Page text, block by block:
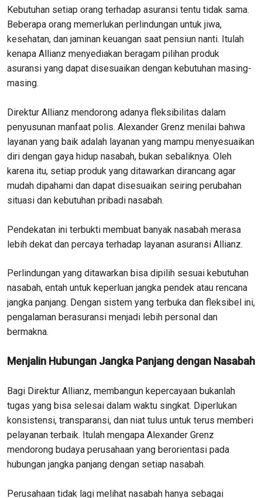
Kebutuhan setiap orang terhadap asuransi tentu tidak sama.
Beberapa orang memerlukan perlindungan untuk jiwa,
kesehatan, dan jaminan keuangan saat pensiun nanti. Itulah
kenapa Allianz menyediakan beragam pilihan produk
asuransi yang dapat disesuaikan dengan kebutuhan masing-
masing.
Direktur Allianz mendorong adanya fleksibilitas dalam
penyusunan manfaat polis. Alexander Grenz menilai bahwa
layanan yang baik adalah layanan yang mampu menyesuaikan
diri dengan gaya hidup nasabah, bukan sebaliknya. Oleh
karena itu, setiap produk yang ditawarkan dirancang agar
mudah dipahami dan dapat disesuaikan seiring perubahan
situasi dan kebutuhan pribadi nasabah.
Pendekatan ini terbukti membuat banyak nasabah merasa
lebih dekat dan percaya terhadap layanan asuransi Allianz.
Perlindungan yang ditawarkan bisa dipilih sesuai kebutuhan
nasabah, entah untuk keperluan jangka pendek atau rencana
jangka panjang. Dengan sistem yang terbuka dan fleksibel ini,
pengalaman berasuransi menjadi lebih personal dan
bermakna.
Menjalin Hubungan Jangka Panjang dengan Nasabah
Bagi Direktur Allianz, membangun kepercayaan bukanlah
tugas yang bisa selesai dalam waktu singkat. Diperlukan
konsistensi, transparansi, dan niat tulus untuk terus memberi
pelayanan terbaik. Itulah mengapa Alexander Grenz
mendorong budaya perusahaan yang berorientasi pada
hubungan jangka panjang dengan setiap nasabah.
Perusahaan tidak lagi melihat nasabah hanya sebagai